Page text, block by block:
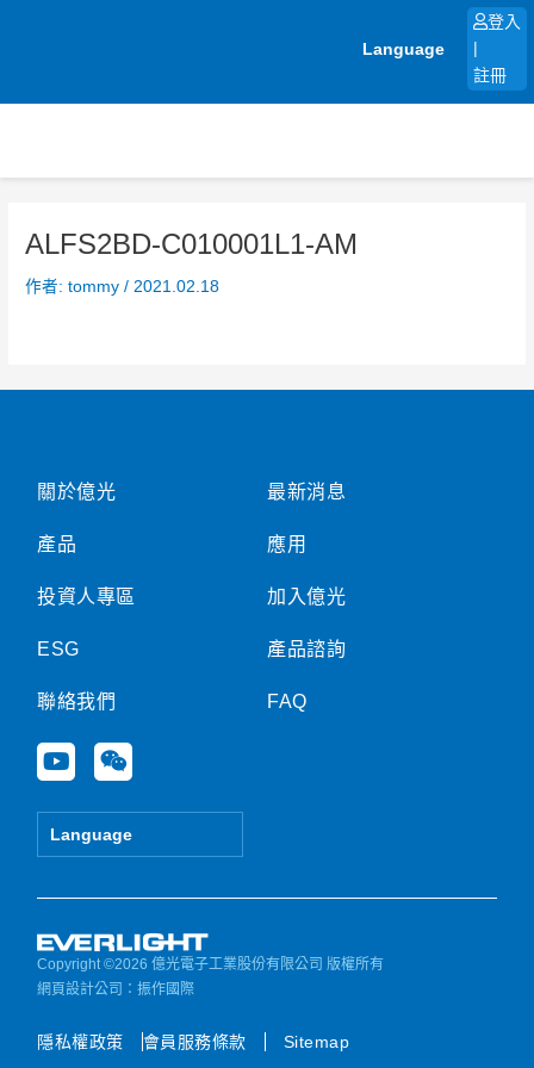
Language
登入
註冊
ALFS2BD-C010001L1-AM
作者:tommy/ 2021.02.18
關於億光
產品
投資人專區
ESG
聯絡我們
Y
o
u
e
W
e
i
Language
最新消息
應用
加入億光
產品諮詢
FAQ
Copyright ©2026 億光電子工業股份有限公司 版權所有
網頁設計公司 ：振作國際
隱私權政策 會員服務條款 Sitemap